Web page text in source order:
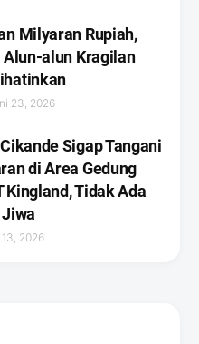
Milyaran Rupiah,
Alun-alun Kragilan
23, 2026
Sigap Tangani
di Area Gedung
Kingland, Tidak Ada
2026